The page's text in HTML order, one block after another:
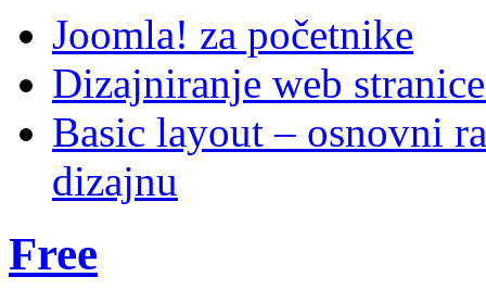
Joomla! za početnike
Dizajniranje web
Basic layout – osnovni
dizajnu
Free